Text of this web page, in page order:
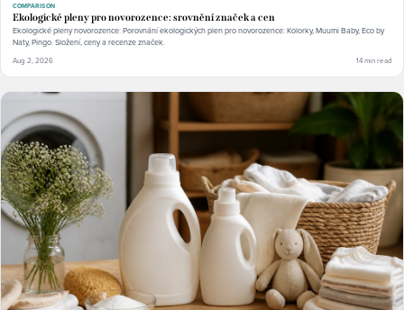
COMPARISON
Ekologické pleny pro novorozence: srovnění značek a cen
Ekologické pleny novorozence: Porovnání ekologických plen pro novorozence: Kolorky, Muumi Baby, Eco by
Naty, Pingo. Složení, ceny a recenze značek.
Aug 2, 2026 14 min read